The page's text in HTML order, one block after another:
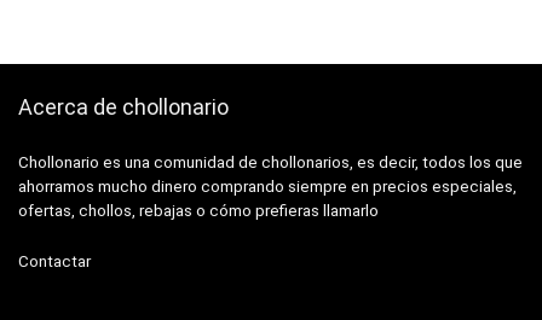
Acerca de chollonario
Chollonario es una comunidad de chollonarios, es decir, todos los que
ahorramos mucho dinero comprando siempre en precios especiales,
ofertas, chollos, rebajas o cómo prefieras llamarlo
Contactar